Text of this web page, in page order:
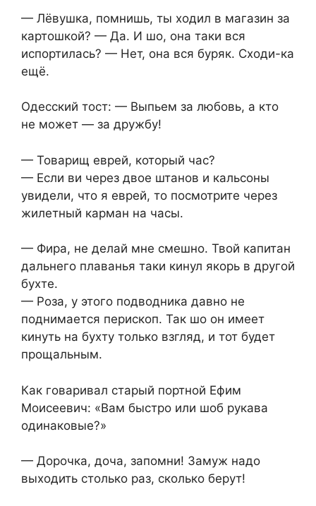
— Лёвушка, помнишь, ты ходил в магазин за
картошкой? — Да. И шо, она таки вся
испортилась? — Нет, она вся буряк. Сходи-ка
ещё.
Одесский тост: — Выпьем за любовь, а кто
не может — за дружбу!
— Товарищ еврей, который час?
— Если ви через двое штанов и кальсоны
увидели, что я еврей, то посмотрите через
жилетный карман на часы.
— Фира, не делай мне смешно. Твой капитан
дальнего плаванья таки кинул якорь в другой
бухте.
— Роза, у этого подводника давно не
поднимается перископ. Так шо он имеет
кинуть на бухту только взгляд, и тот будет
прощальным.
Как говаривал старый портной Ефим
Моисеевич: «Вам быстро или шоб рукава
одинаковые?»
— Дорочка, доча, запомни! Замуж надо
выходить столько раз, сколько берут!